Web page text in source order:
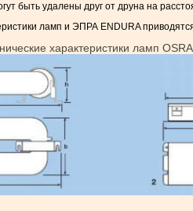
быть удалены друг от друна на
ламп и ЭПРА ENDURA
характеристики ламп